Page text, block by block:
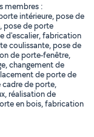
membres :
intérieure, pose de
pose de porte
d'escalier, fabrication
coulissante, pose de
de porte-fenêtre,
changement de
de porte de
cadre de porte,
réalisation de
en bois, fabrication